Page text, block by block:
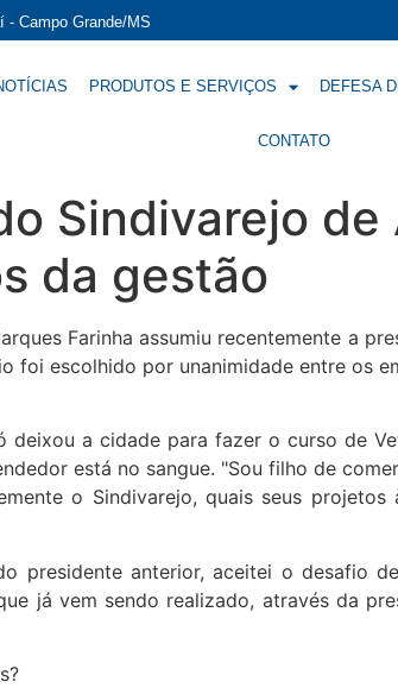
- Campo Grande/MS
PRODUTOS E SERVIÇOS DEFESA
CONTATO
Sindivarejo
da gestão
Farinha assumiu recentemente a
foi escolhido por unanimidade entre os
a cidade para fazer o curso de
está no sangue. "Sou filho de
o Sindivarejo, quais seus
presidente anterior, aceitei o desafio
já vem sendo realizado, através da